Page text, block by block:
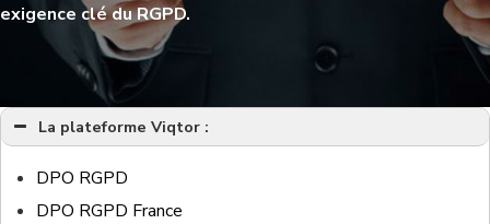
exigence clé du RGPD.
La plateforme Viqtor :
DPO RGPD
DPO RGPD France